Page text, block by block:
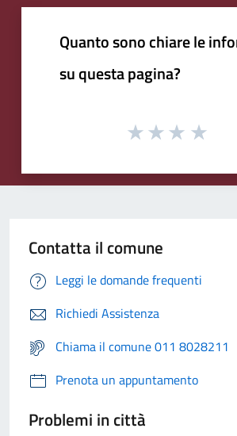
Quanto sono chiare le
su questa pagina?
Contatta il comune
Leggi le domande frequenti
Richiedi Assistenza
Chiama il comune 011 8028211
Prenota un appuntamento
Problemi in città